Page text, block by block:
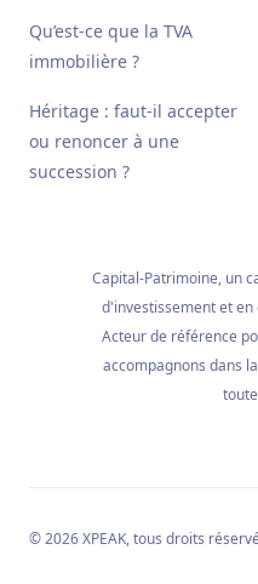
Qu’est-ce que la TVA
immobilière ?
Héritage : faut-il accepter
ou renoncer à une
succession ?
Capital-Patrimoine, un
d'investissement et
Acteur de référence
accompagnons dans
© 2026XPEAK, tous droits